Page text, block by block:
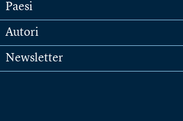
Paesi
Autori
Newsletter